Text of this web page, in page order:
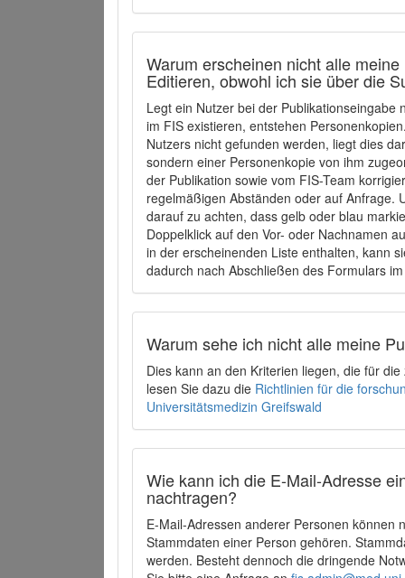
Warum erscheinen nicht alle
Editieren, obwohl ich sie über die
Legt ein Nutzer bei der
im FIS existieren, entstehen
Nutzers nicht gefunden werden, liegt dies
sondern einer Personenkopie von ihm
der Publikation sowie vom FIS-Team
regelmäßigen Abständen oder auf Anfrage.
darauf zu achten, dass gelb oder blau
Doppelklick auf den Vor- oder Nachnamen
in der erscheinenden Liste enthalten, kann
dadurch nach Abschließen des Formulars
Warum sehe ich nicht alle meine
Dies kann an den Kriterien liegen, die für
lesen Sie dazu die Richtlinien für die
Universitätsmedizin Greifswald
Wie kann ich die E-Mail-Adresse
nachtragen?
E-Mail-Adressen anderer Personen können
Stammdaten einer Person gehören.
werden. Besteht dennoch die dringende